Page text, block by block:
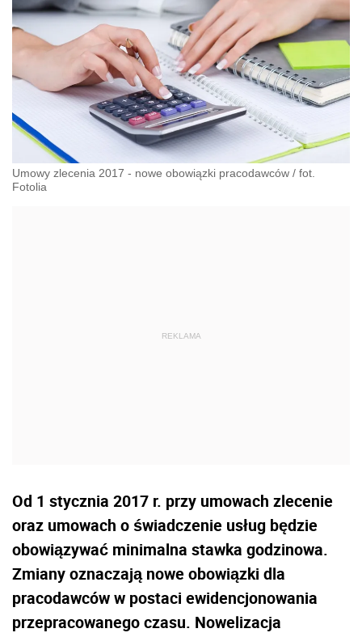
Umowy zlecenia 2017 - nowe obowiązki pracodawców / fot.
Fotolia
Od 1 stycznia 2017 r. przy umowach zlecenie
oraz umowach o świadczenie usług będzie
obowiązywać minimalna stawka godzinowa.
Zmiany oznaczają nowe obowiązki dla
pracodawców w postaci ewidencjonowania
przepracowanego czasu. Nowelizacja